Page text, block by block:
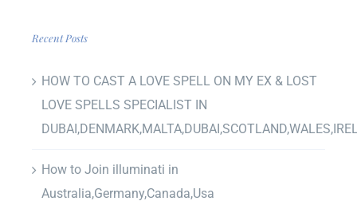
Recent Posts
HOW TO CAST A LOVE SPELL ON MY EX & LOST
LOVE SPELLS SPECIALIST IN
How to Join illuminati in
Australia,Germany,Canada,Usa